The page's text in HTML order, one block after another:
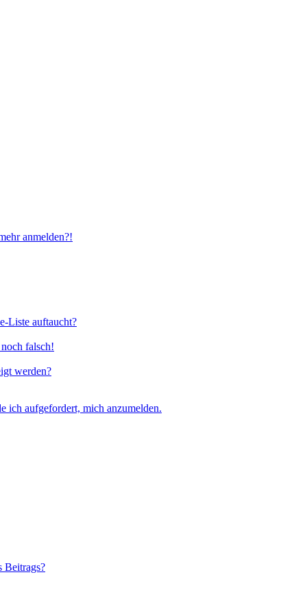
anmelden?!
Liste auftaucht?
falsch!
werden?
ich aufgefordert, mich anzumelden.
Beitrags?